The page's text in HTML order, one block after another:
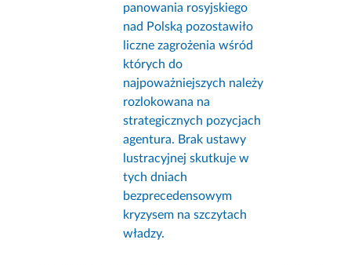
panowania rosyjskiego
nad Polską pozostawiło
liczne zagrożenia wśród
których do
najpoważniejszych należy
rozlokowana na
strategicznych pozycjach
agentura. Brak ustawy
lustracyjnej skutkuje w
tych dniach
bezprecedensowym
kryzysem na szczytach
władzy.